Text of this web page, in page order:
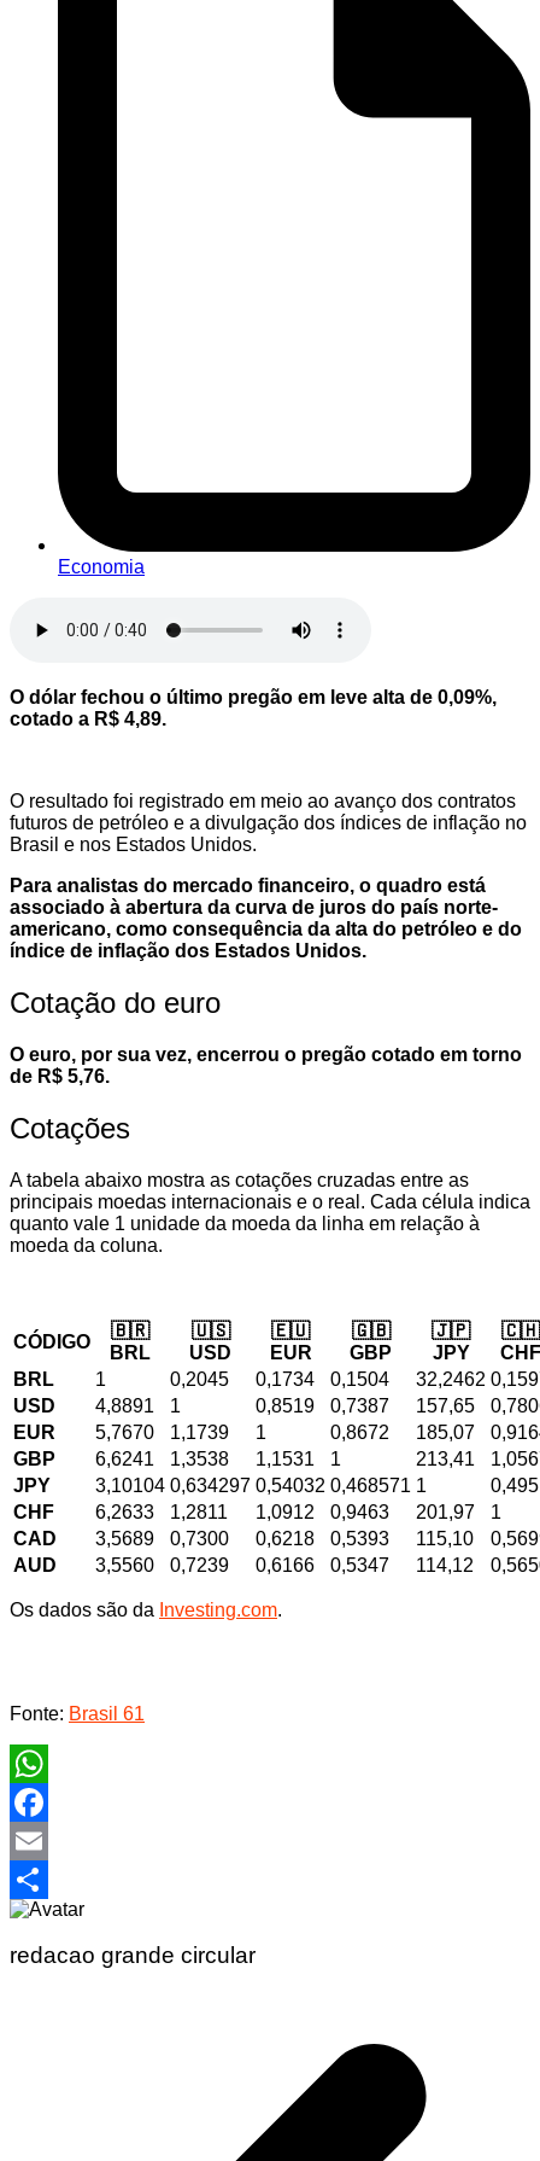
Economia
O dólar fechou o último pregão em leve alta de 0,09%,
cotado a R$ 4,89.
O resultado foi registrado em meio ao avanço dos contratos
futuros de petróleo e a divulgação dos índices de inflação no
Brasil e nos Estados Unidos.
Para analistas do mercado financeiro, o quadro está
associado à abertura da curva de juros do país norte-
americano, como consequência da alta do petróleo e do
índice de inflação dos Estados Unidos.
Cotação do euro
O euro, por sua vez, encerrou o pregão cotado em torno
de R$ 5,76.
Cotações
A tabela abaixo mostra as cotações cruzadas entre as
principais moedas internacionais e o real. Cada célula indica
quanto vale 1 unidade da moeda da linha em relação à
moeda da coluna.
CÓDIGO
🇧🇷
BRL
🇺🇸
USD
🇪🇺
EUR
🇬🇧
GBP
🇯🇵
JPY
🇨🇭
CHF
BRL
1 0,2045 0,1734 0,1504 32,2462
USD
4,8891 1 0,8519 0,7387 157,65
EUR
5,7670 1,1739 1 0,8672 185,07
GBP
6,6241 1,3538 1,1531 1 213,41
JPY
3,10104 0,634297 0,54032 0,468571 1
CHF
6,2633 1,2811 1,0912 0,9463 201,97
1
CAD
3,5689 0,7300 0,6218 0,5393 115,10
AUD
3,5560 0,7239 0,6166 0,5347 114,12
Os dados são da Investing.com.
Fonte: Brasil 61
WhatsApp
Facebook
Email
Share
redacao grande circular